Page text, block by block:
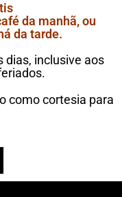
da manhã, ou
da tarde.
dias, inclusive aos
como cortesia para